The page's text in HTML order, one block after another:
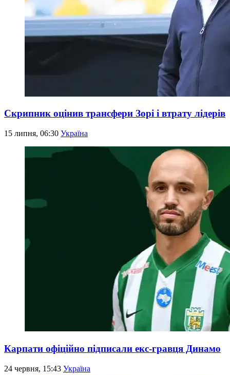
Скрипник оцінив трансфери Зорі і втрату лідерів
15 липня, 06:30 Україна
Карпати офіційно підписали екс-гравця Динамо
24 червня, 15:43 Україна